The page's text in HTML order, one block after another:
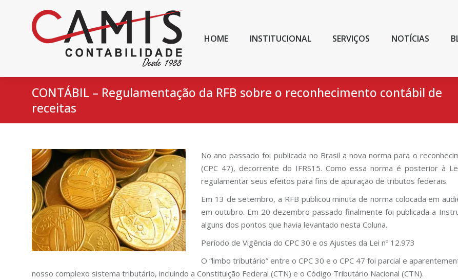
HOME INSTITUCIONAL SERVIÇOS NOTÍCIAS
CONTÁBIL – Regulamentação da RFB sobre o reconhecimento contábil de
receitas
No ano passado foi publicada no Brasil a nova norma para o
(CPC 47), decorrente do IFRS15. Como essa norma é posterior à
regulamentar seus efeitos para fins de apuração de tributos federais.
Em 13 de setembro, a RFB publicou minuta de norma colocada em
em outubro. Em 20 dezembro passado finalmente foi publicada a
alguns dos pontos que havia levantado nesta Coluna.
Período de Vigência do CPC 30 e os Ajustes da Lei nº 12.973
O “limbo tributário” entre o CPC 30 e o CPC 47 foi parcial e
nosso complexo sistema tributário, incluindo a Constituição Federal (CTN) e o Código Tributário Nacional (CTN).